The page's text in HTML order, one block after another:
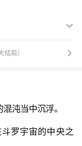
。
被诸位打死！”
路上的食物系魂师

结局） 
沌当中沉浮。
罗宇宙的中央之